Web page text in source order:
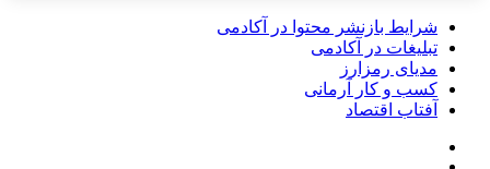
شرایط بازنشر محتوا در آکادمی
تبلیغات در آکادمی
مدیای رمزارز
کسب و کار آرمانی
آفتاب اقتصاد